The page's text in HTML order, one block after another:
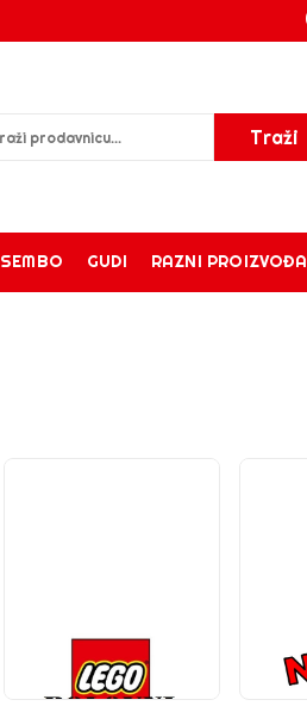
SEMBO GUDI RAZNI
LEGO DUPLO
POLOVNO
(247)